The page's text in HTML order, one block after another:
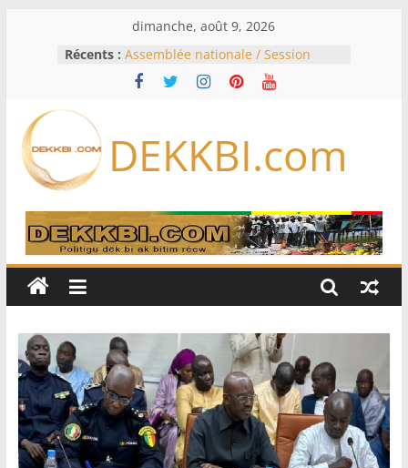
dimanche, août 9, 2026
Récents : Assemblée nationale / Session
extraordinaire: Six commissions
d’enquête à l’ordre du jour ce lundi
Bénin: Patrice Talon élu président
du Sénat, moins de trois mois
Pakistan et la Turquie signent un
accord de défense
RD Congo: Kinshasa interdit les
exportations de cuivre et de cobalt
production
DEKKBI.com